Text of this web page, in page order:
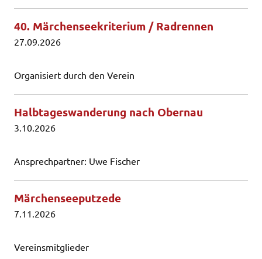
40. Märchenseekriterium / Radrennen
27.09.2026
Organisiert durch den Verein
Halbtageswanderung nach Obernau
3.10.2026
Ansprechpartner: Uwe Fischer
Märchenseeputzede
7.11.2026
Vereinsmitglieder